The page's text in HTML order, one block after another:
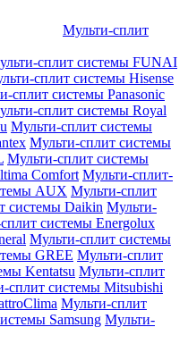
Мульти-сплит
сплит системы FUNAI
сплит системы Hisense
сплит системы Panasonic
сплит системы Royal
Мульти-сплит системы
Мульти-сплит системы
Мульти-сплит системы
Comfort Мульти-сплит-
AUX Мульти-сплит
системы Daikin Мульти-
системы Energolux
Мульти-сплит системы
GREE Мульти-сплит
Kentatsu Мульти-сплит
сплит системы Mitsubishi
Мульти-сплит
Samsung Мульти-